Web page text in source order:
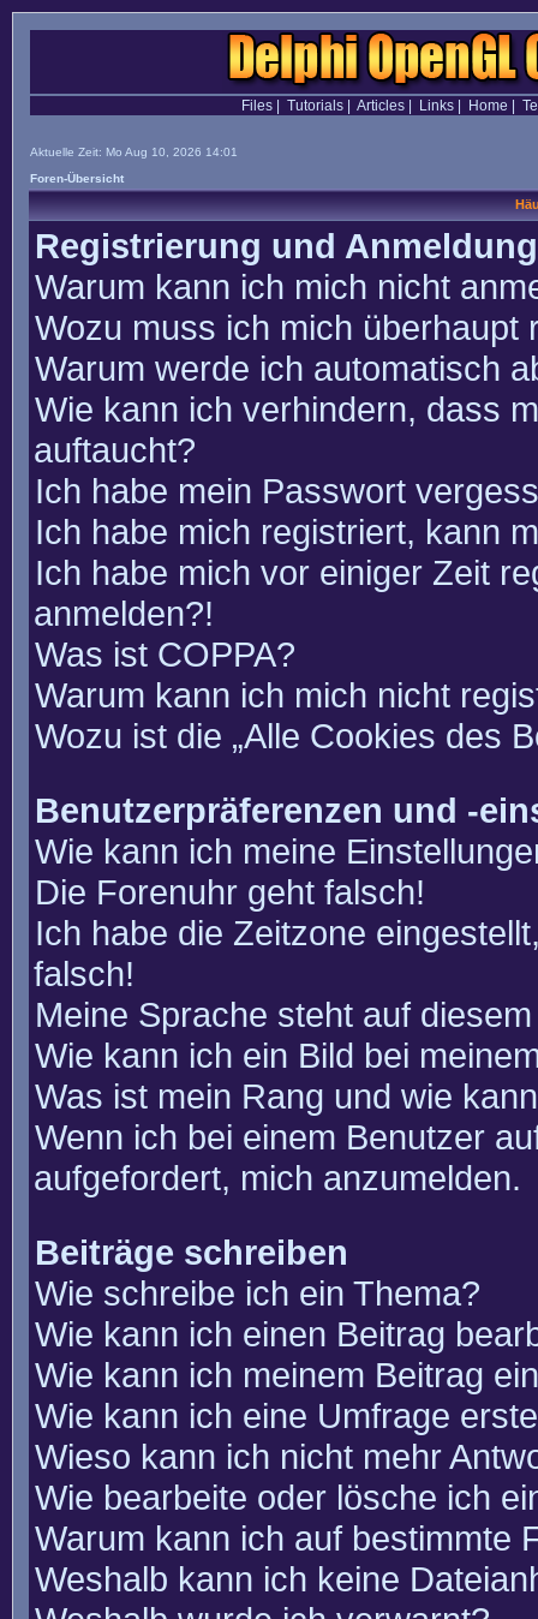
Files| Tutorials| Articles| Links| Home
Aktuelle Zeit: Mo Aug 10, 2026 14:01
Foren-Übersicht
Registrierung und Anmeldung
Warum kann ich mich nicht
Wozu muss ich mich überhaupt
Warum werde ich automatisch
Wie kann ich verhindern, dass
auftaucht?
Ich habe mein Passwort
Ich habe mich registriert, kann
Ich habe mich vor einiger Zeit
anmelden?!
Was ist COPPA?
Warum kann ich mich nicht
Wozu ist die „Alle Cookies des
Benutzerpräferenzen und -
Wie kann ich meine
Die Forenuhr geht falsch!
Ich habe die Zeitzone
falsch!
Meine Sprache steht auf
Wie kann ich ein Bild bei
Was ist mein Rang und wie
Wenn ich bei einem Benutzer
aufgefordert, mich anzumelden.
Beiträge schreiben
Wie schreibe ich ein Thema?
Wie kann ich einen Beitrag
Wie kann ich meinem Beitrag
Wie kann ich eine Umfrage
Wieso kann ich nicht mehr
Wie bearbeite oder lösche ich
Warum kann ich auf bestimmte
Weshalb kann ich keine